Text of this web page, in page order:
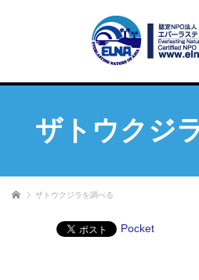
ザトウクジ
ホーム ザトウクジラを調べる
Pocket